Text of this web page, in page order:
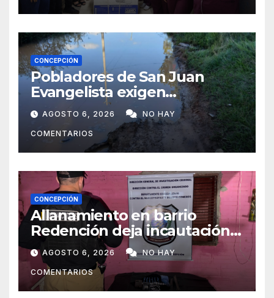
CONCEPCIÓN
Pobladores de San Juan
Evangelista exigen
reparación urgente de
caminos vecinales
AGOSTO 6, 2026 NO HAY
COMENTARIOS
CONCEPCIÓN
Allanamiento en barrio
Redención deja incautación
de presunta cocaína tipo
crack en Concepción
AGOSTO 6, 2026 NO HAY
COMENTARIOS